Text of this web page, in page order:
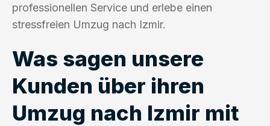
professionellen Service und erlebe einen
stressfreien Umzug nach Izmir.
Was sagen unsere
Kunden über ihren
Umzug nach Izmir mit